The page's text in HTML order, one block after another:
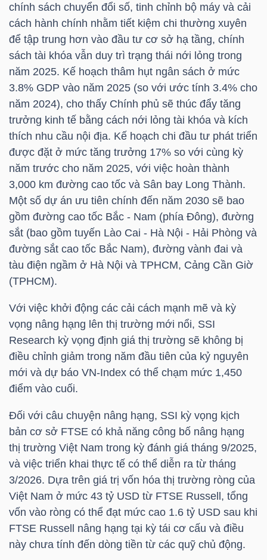
chính sách chuyển đổi số, tinh chỉnh bộ máy và cải
cách hành chính nhằm tiết kiệm chi thường xuyên
để tập trung hơn vào đầu tư cơ sở hạ tầng, chính
sách tài khóa vẫn duy trì trạng thái nới lỏng trong
năm 2025. Kế hoạch thâm hụt ngân sách ở mức
3.8% GDP vào năm 2025 (so với ước tính 3.4% cho
năm 2024), cho thấy Chính phủ sẽ thúc đẩy tăng
trưởng kinh tế bằng cách nới lỏng tài khóa và kích
thích nhu cầu nội địa. Kế hoạch chi đầu tư phát triển
được đặt ở mức tăng trưởng 17% so với cùng kỳ
năm trước cho năm 2025, với việc hoàn thành
3,000 km đường cao tốc và Sân bay Long Thành.
Một số dự án ưu tiên chính đến năm 2030 sẽ bao
gồm đường cao tốc Bắc - Nam (phía Đông), đường
sắt (bao gồm tuyến Lào Cai - Hà Nội - Hải Phòng và
đường sắt cao tốc Bắc Nam), đường vành đai và
tàu điện ngầm ở Hà Nội và TPHCM, Cảng Cần Giờ
(TPHCM).
Với việc khởi động các cải cách mạnh mẽ và kỳ
vọng nâng hạng lên thị trường mới nổi, SSI
Research kỳ vọng định giá thị trường sẽ không bị
điều chỉnh giảm trong năm đầu tiên của kỷ nguyên
mới và dự báo VN-Index có thể chạm mức 1,450
điểm vào cuối.
Đối với câu chuyện nâng hạng, SSI kỳ vọng kịch
bản cơ sở FTSE có khả năng công bố nâng hạng
thị trường Việt Nam trong kỳ đánh giá tháng 9/2025,
và việc triển khai thực tế có thể diễn ra từ tháng
3/2026. Dựa trên giá trị vốn hóa thị trường ròng của
Việt Nam ở mức 43 tỷ USD từ FTSE Russell, tổng
vốn vào ròng có thể đạt mức cao 1.6 tỷ USD sau khi
FTSE Russell nâng hạng tại kỳ tái cơ cấu và điều
này chưa tính đến dòng tiền từ các quỹ chủ động.
LIỆU
Ngành
(-)
VS-
SECTOR
NĂNG
LƯỢNG
NGUYÊN
NGHIỆP
TIÊU
DÙNG
KHÔNG
THIẾT